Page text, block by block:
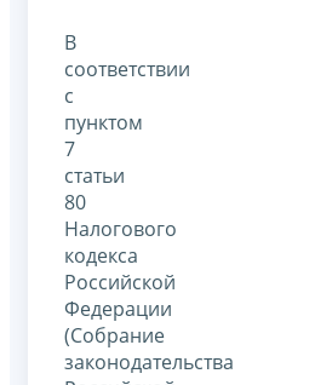
В
соответствии
с
пунктом
7
статьи
80
Налогового
кодекса
Российской
Федерации
(Собрание
законодательства